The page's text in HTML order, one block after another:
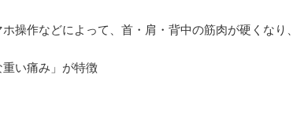
操作などによって、首・肩・背中の筋肉が硬くなり、
重い痛み」が特徴